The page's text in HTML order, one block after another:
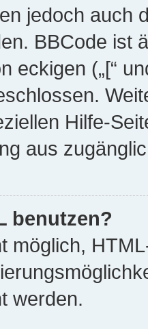
jedoch auch
BBCode ist
eckigen („[“
Hilfe-
aus
benutzen?
möglich,
werden.